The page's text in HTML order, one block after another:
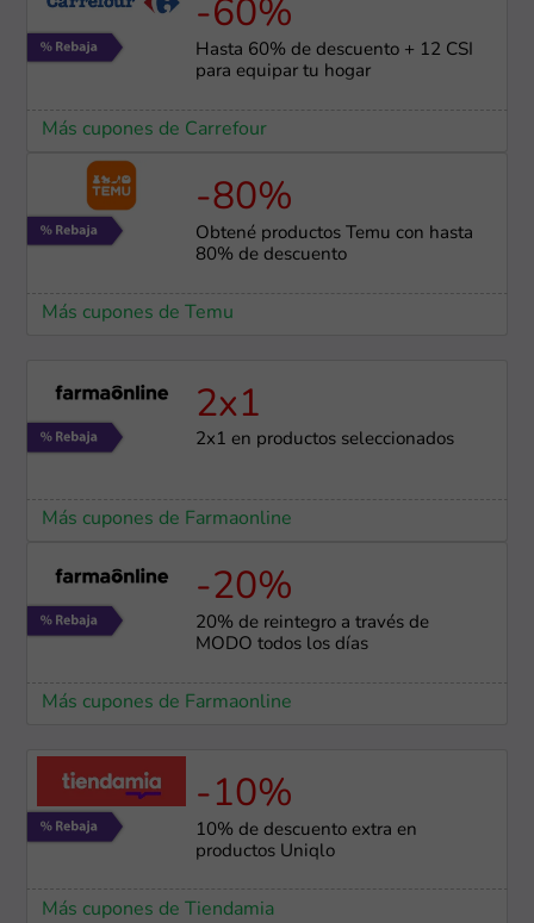
-60%
Hasta 60% de descuento + 12 CSI
para equipar tu hogar
Más cupones de Carrefour
-80%
Obtené productos Temu con hasta
80% de descuento
Más cupones de Temu
2x1
2x1 en productos seleccionados
Más cupones de Farmaonline
-20%
20% de reintegro a través de
MODO todos los días
Más cupones de Farmaonline
-10%
10% de descuento extra en
productos Uniqlo
Más cupones de Tiendamia